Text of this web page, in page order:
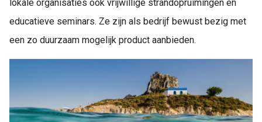
lokale organisaties ook vrijwillige strandopruimingen en
educatieve seminars. Ze zijn als bedrijf bewust bezig met
een zo duurzaam mogelijk product aanbieden.